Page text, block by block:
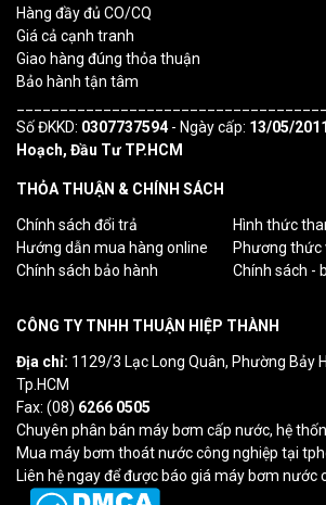
Hàng đầy đủ CO/CQ
Giá cả cạnh tranh
Giao hàng đúng thỏa thuận
Bảo hành tận tâm
Số ĐKKD: 0307737594- Ngày cấp: 13/05/2011
Hoạch, Đầu Tư TP.HCM
THỎA THUẬN & CHÍNH SÁCH
Chính sách đổi trả
Hình thức
Hướng dẫn mua hàng online
Phương thức
Chính sách bảo hành
Chính sách -
CÔNG TY TNHH THUẬN HIỆP THÀNH
Địa chỉ: 1129/3 Lạc Long Quân, Phường Bảy
Tp.HCM
Fax: (08) 6266 0505
Chuyên phân bán máy bơm cấp nước, hệ
Mua máy bơm thoát nước công nghiệp tại
Liên hệ ngay để được báo giá máy bơm nước